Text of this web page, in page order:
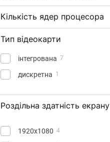
Кількість ядер процесора
Тип відеокарти
інтегрована 7
дискретна 1
Роздільна здатність екрану
1920x1080 4